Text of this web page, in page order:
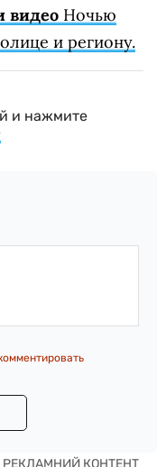
видео Ночью
и региону.
и нажмите